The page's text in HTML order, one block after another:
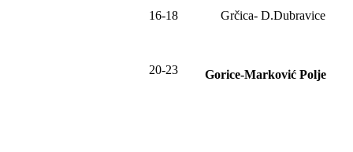
16-18 Grčica- D.Dubravice
20-23 Gorice-Marković Polje